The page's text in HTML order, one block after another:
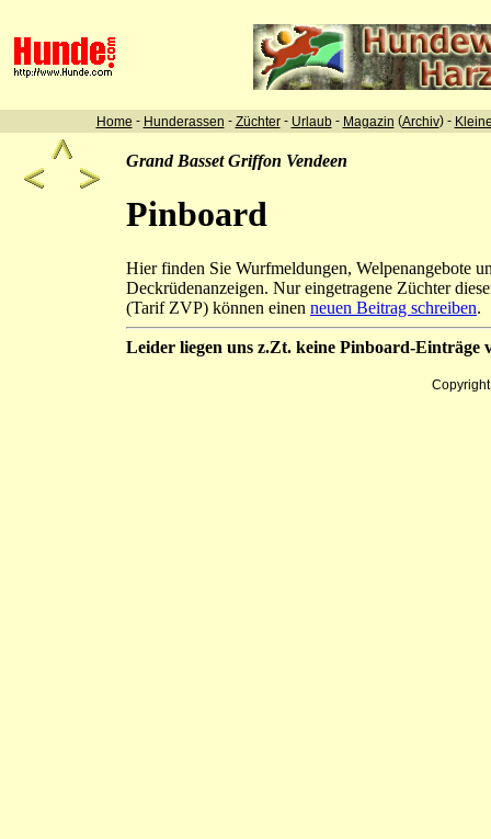
Home - Hunderassen - Züchter- Urlaub- Magazin (Archiv) -
Grand Basset Griffon Vendeen
Pinboard
Hier finden Sie Wurfmeldungen, Welpenangebote
Deckrüdenanzeigen. Nur eingetragene Züchter
(Tarif ZVP) können einen neuen Beitrag schreiben.
Leider liegen uns z.Zt. keine Pinboard-Einträge